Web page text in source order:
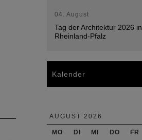
04. August
Tag der Architektur 2026 in
Rheinland-Pfalz
Kalender
AUGUST 2026
MO DI MI DO FR